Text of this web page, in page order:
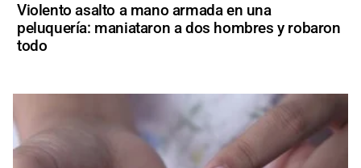
Violento asalto a mano armada en una
peluquería: maniataron a dos hombres y robaron
todo